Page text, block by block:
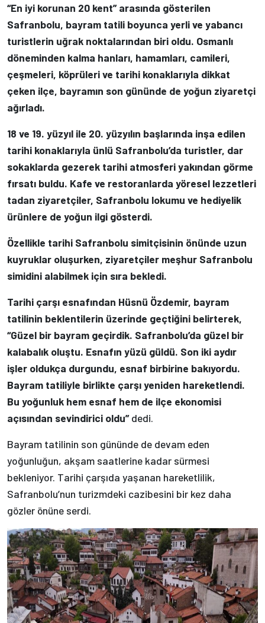
“En iyi korunan 20 kent” arasında gösterilen
Safranbolu, bayram tatili boyunca yerli ve yabancı
turistlerin uğrak noktalarından biri oldu. Osmanlı
döneminden kalma hanları, hamamları, camileri,
çeşmeleri, köprüleri ve tarihi konaklarıyla dikkat
çeken ilçe, bayramın son gününde de yoğun ziyaretçi
ağırladı.
18 ve 19. yüzyıl ile 20. yüzyılın başlarında inşa edilen
tarihi konaklarıyla ünlü Safranbolu’da turistler, dar
sokaklarda gezerek tarihi atmosferi yakından görme
fırsatı buldu. Kafe ve restoranlarda yöresel lezzetleri
tadan ziyaretçiler, Safranbolu lokumu ve hediyelik
ürünlere de yoğun ilgi gösterdi.
Özellikle tarihi Safranbolu simitçisinin önünde uzun
kuyruklar oluşurken, ziyaretçiler meşhur Safranbolu
simidini alabilmek için sıra bekledi.
Tarihi çarşı esnafından Hüsnü Özdemir, bayram
tatilinin beklentilerin üzerinde geçtiğini belirterek,
“Güzel bir bayram geçirdik. Safranbolu’da güzel bir
kalabalık oluştu. Esnafın yüzü güldü. Son iki aydır
işler oldukça durgundu, esnaf birbirine bakıyordu.
Bayram tatiliyle birlikte çarşı yeniden hareketlendi.
Bu yoğunluk hem esnaf hem de ilçe ekonomisi
açısından sevindirici oldu”dedi.
Bayram tatilinin son gününde de devam eden
yoğunluğun, akşam saatlerine kadar sürmesi
bekleniyor. Tarihi çarşıda yaşanan hareketlilik,
Safranbolu’nun turizmdeki cazibesini bir kez daha
gözler önüne serdi.